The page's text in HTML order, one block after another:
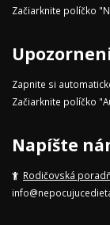
Začiarknite políčko
Zapnite si
Začiarknite políčko
Napíšte
Rodičovská